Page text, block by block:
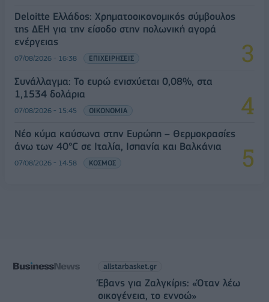
Deloitte Ελλάδος: Χρηματοοικονομικός σύμβουλος
της ΔΕΗ για την είσοδο στην πολωνική αγορά
ενέργειας
07/08/2026 - 16:38 ΕΠΙΧΕΙΡΗΣΕΙΣ
Συνάλλαγμα: Το ευρώ ενισχύεται 0,08%, στα
1,1534 δολάρια
07/08/2026 - 15:45 ΟΙΚΟΝΟΜΙΑ
Νέο κύμα καύσωνα στην Ευρώπη – Θερμοκρασίες
άνω των 40°C σε Ιταλία, Ισπανία και Βαλκάνια
07/08/2026 - 14:58 ΚΟΣΜΟΣ
allstarbasket.gr
Έβανς για Ζαλγκίρις: «Όταν λέω
οικογένεια, το εννοώ»